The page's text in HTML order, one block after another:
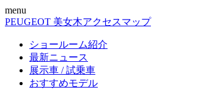
menu
PEUGEOT 美女木アクセスマップ
ショールーム紹介
最新ニュース
展示車 / 試乗車
おすすめモデル